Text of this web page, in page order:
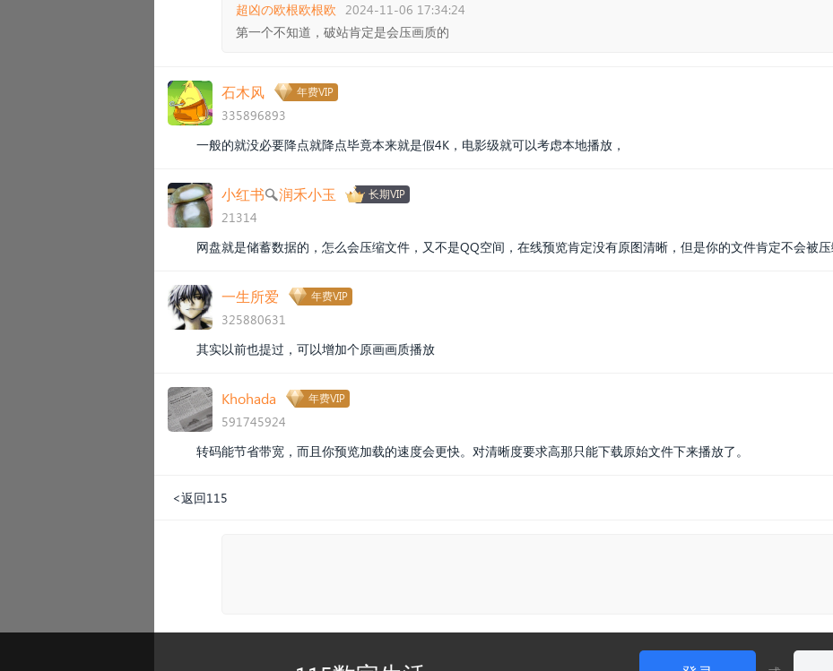
超凶の欧根欧根欧 2024-11-06 17:34:24
第一个不知道，破站肯定是会压画质的
石木风 年费VIP
335896893
一般的就没必要降点就降点毕竟本来就是假4K，电影级就可以考虑本地播放，
小红书🔍润禾小玉 长期VIP
21314
网盘就是储蓄数据的，怎么会压缩文件，又不是QQ空间，在线预览肯定没有原图清晰，但是你的文件肯定不会被
一生所爱 年费VIP
325880631
其实以前也提过，可以增加个原画画质播放
Khohada 年费VIP
591745924
转码能节省带宽，而且你预览加载的速度会更快。对清晰度要求高那只能下载原始文件下来播放了。
<返回115